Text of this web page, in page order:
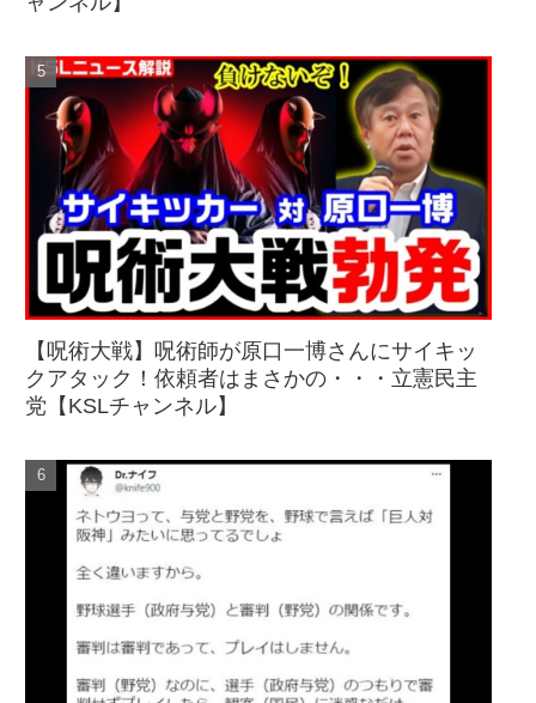
【呪術大戦】呪術師が原口一博さんにサイキッ
クアタック！依頼者はまさかの・・・立憲民主
党【KSLチャンネル】